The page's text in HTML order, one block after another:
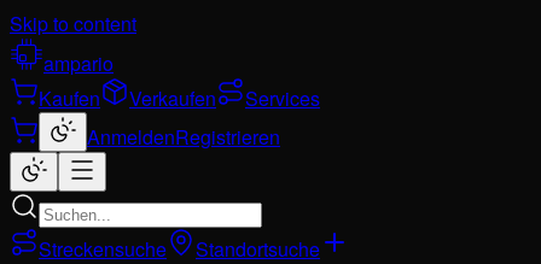
Skip to content
ampario
Kaufen
Verkaufen
Services
AnmeldenRegistrieren
Streckensuche Standortsuche